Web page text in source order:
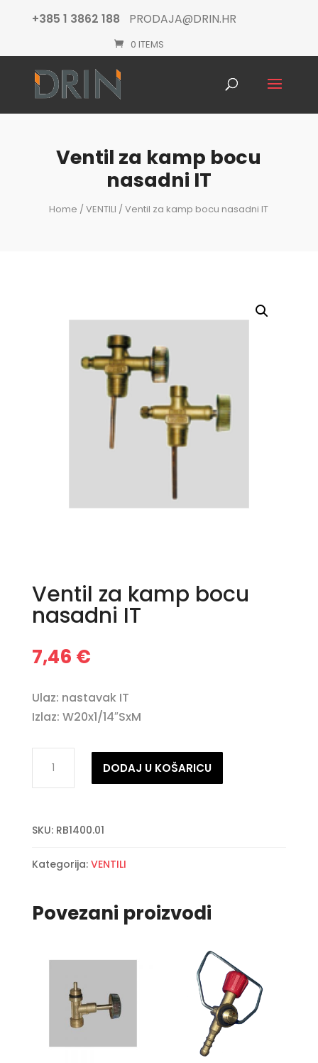
+385 1 3862 188 PRODAJA@DRIN.HR
0 ITEMS
Ventil za kamp bocu
nasadni IT
Home /VENTILI / Ventil za kamp bocu nasadni IT
Ventil za kamp bocu
nasadni IT
7,46 €
Ulaz: nastavak IT
Izlaz: W20x1/14″SxM
nasadni
količina
DODAJ U KOŠARICU
SKU: RB1400.01
Kategorija: VENTILI
Povezani proizvodi